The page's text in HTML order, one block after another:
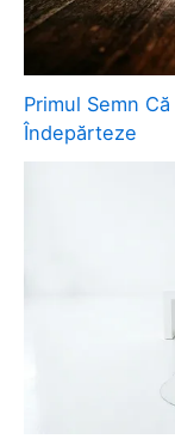
Primul Semn
Îndepărteze